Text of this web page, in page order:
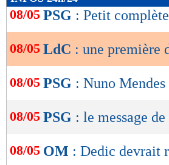
de
OK
08/05 PSG : Petit
08/05 LdC : une première
08/05 PSG : Nuno
08/05 PSG : le message
08/05 OM : Dedic devrait